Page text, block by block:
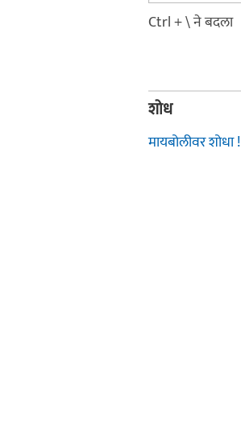
Ctrl + \ ने बदला
शोध
मायबोलीवर शोधा !